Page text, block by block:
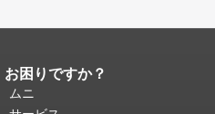
ページコンテンツの終わり。
ジの残りの部分はすべてのページで繰
お困りですか？
ムニ